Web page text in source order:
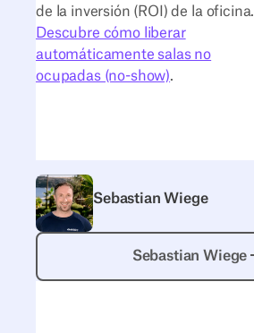
de la inversión (ROI) de la oficina.
Descubre cómo liberar
automáticamente salas no
ocupadas (no-show).
Sebastian Wiege
Sebastian Wiege